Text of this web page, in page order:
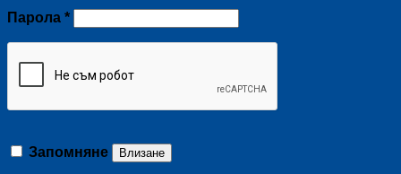
Парола *Задължително
Запомняне Влизане